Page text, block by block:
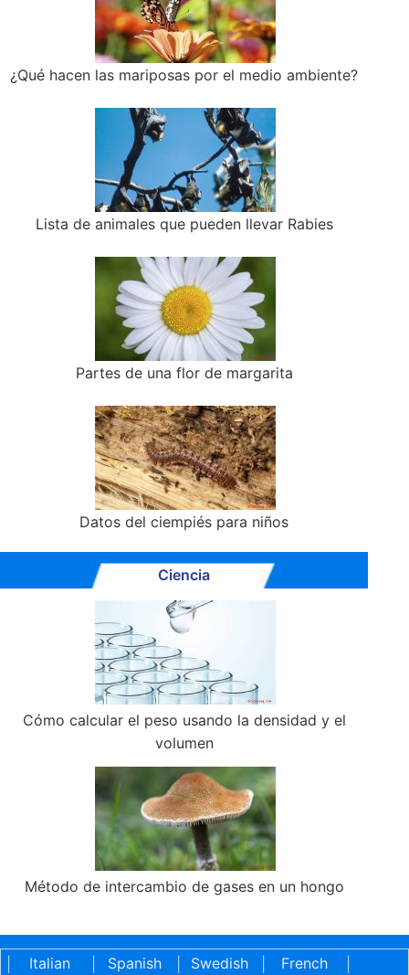
¿Qué hacen las mariposas por el medio ambiente?
Lista de animales que pueden llevar Rabies
Partes de una flor de margarita
Datos del ciempiés para niños
Ciencia
Cómo calcular el peso usando la densidad y el
volumen
Método de intercambio de gases en un hongo
Italian Spanish Swedish French